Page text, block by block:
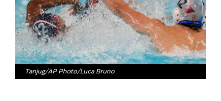
Tanjug/AP Photo/Luca Bruno